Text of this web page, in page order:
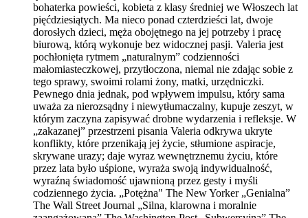
bohaterka powieści, kobieta z klasy średniej we Włoszech lat
pięćdziesiątych. Ma nieco ponad czterdzieści lat, dwoje
dorosłych dzieci, męża obojętnego na jej potrzeby i pracę
biurową, którą wykonuje bez widocznej pasji. Valeria jest
pochłonięta rytmem „naturalnym” codzienności
małomiasteczkowej, przytłoczona, niemal nie zdając sobie z
tego sprawy, swoimi rolami żony, matki, urzędniczki.
Pewnego dnia jednak, pod wpływem impulsu, który sama
uważa za nierozsądny i niewytłumaczalny, kupuje zeszyt, w
którym zaczyna zapisywać drobne wydarzenia i refleksje. W
„zakazanej” przestrzeni pisania Valeria odkrywa ukryte
konflikty, które przenikają jej życie, stłumione aspiracje,
skrywane urazy; daje wyraz wewnętrznemu życiu, które
przez lata było uśpione, wyraża swoją indywidualność,
wyraźną świadomość ujawnioną przez gesty i myśli
codziennego życia. „Potężna" The New Yorker „Genialna”
The Wall Street Journal „Silna, klarowna i moralnie